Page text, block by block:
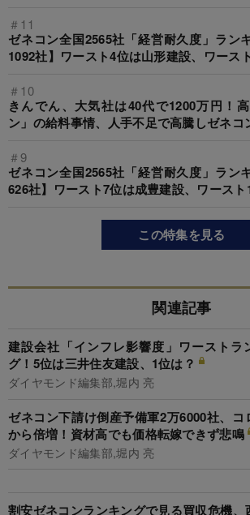
＃11
ゼネコン全国2565社「経営耐久度」ラン
1092社】ワースト4位は山形建設、ワース
＃10
きんでん、大気社は40代で1200万円！
ン」の給料事情、人手不足で高騰しゼネコ
＃9
ゼネコン全国2565社「経営耐久度」ラン
626社】ワースト7位は成豊建設、ワースト
この特集を見る
関連記事
建設会社「インフレ影響度」ワーストラ
グ！5位は三井住友建設、1位は？
ダイヤモンド編集部,堀内 亮
ゼネコン下請け倒産予備軍2万6000社、コ
から倍増！資材高でも価格転嫁できず悲鳴
ダイヤモンド編集部,堀内 亮
割安ゼネコンランキングで見る買収危機、